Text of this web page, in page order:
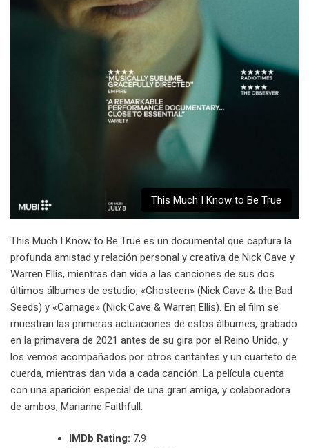
This Much I Know to Be True
This Much I Know to Be True es un documental que captura la
profunda amistad y relación personal y creativa de Nick Cave y
Warren Ellis, mientras dan vida a las canciones de sus dos
últimos álbumes de estudio, «Ghosteen» (Nick Cave & the Bad
Seeds) y «Carnage» (Nick Cave & Warren Ellis). En el film se
muestran las primeras actuaciones de estos álbumes, grabado
en la primavera de 2021 antes de su gira por el Reino Unido, y
los vemos acompañados por otros cantantes y un cuarteto de
cuerda, mientras dan vida a cada canción. La película cuenta
con una aparición especial de una gran amiga, y colaboradora
de ambos, Marianne Faithfull.
IMDb Rating: 7,9